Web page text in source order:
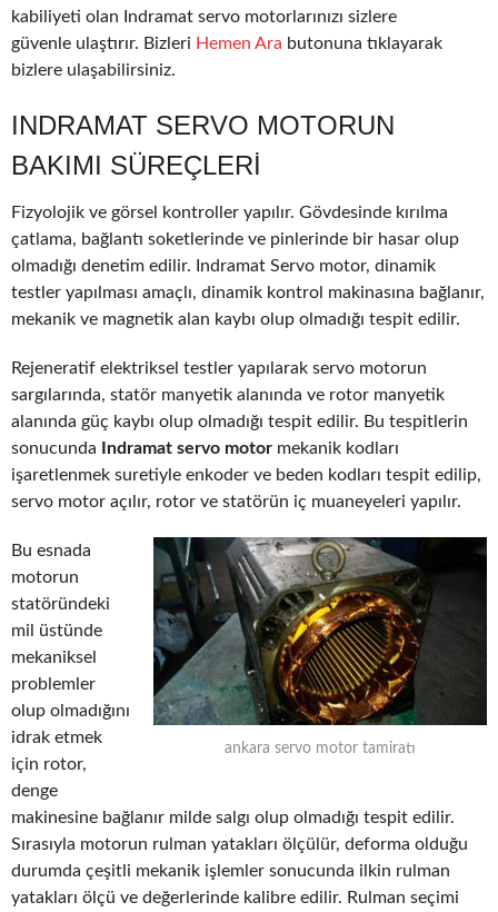
kabiliyeti olan Indramat servo motorlarınızı sizlere
güvenle ulaştırır. Bizleri Hemen Ara butonuna tıklayarak
bizlere ulaşabilirsiniz.
INDRAMAT SERVO MOTORUN
BAKIMI SÜREÇLERI
Fizyolojik ve görsel kontroller yapılır. Gövdesinde kırılma
çatlama, bağlantı soketlerinde ve pinlerinde bir hasar olup
olmadığı denetim edilir. Indramat Servo motor, dinamik
testler yapılması amaçlı, dinamik kontrol makinasına bağlanır,
mekanik ve magnetik alan kaybı olup olmadığı tespit edilir.
Rejeneratif elektriksel testler yapılarak servo motorun
sargılarında, statör manyetik alanında ve rotor manyetik
alanında güç kaybı olup olmadığı tespit edilir. Bu tespitlerin
sonucunda Indramat servo motor mekanik kodları
işaretlenmek suretiyle enkoder ve beden kodları tespit edilip,
servo motor açılır, rotor ve statörün iç muaneyeleri yapılır.
ankara servo motor tamiratı
Bu esnada
motorun
statöründeki
mil üstünde
mekaniksel
problemler
olup olmadığını
idrak etmek
için rotor,
denge
makinesine bağlanır milde salgı olup olmadığı tespit edilir.
Sırasıyla motorun rulman yatakları ölçülür, deforma olduğu
durumda çeşitli mekanik işlemler sonucunda ilkin rulman
yatakları ölçü ve değerlerinde kalibre edilir. Rulman seçimi